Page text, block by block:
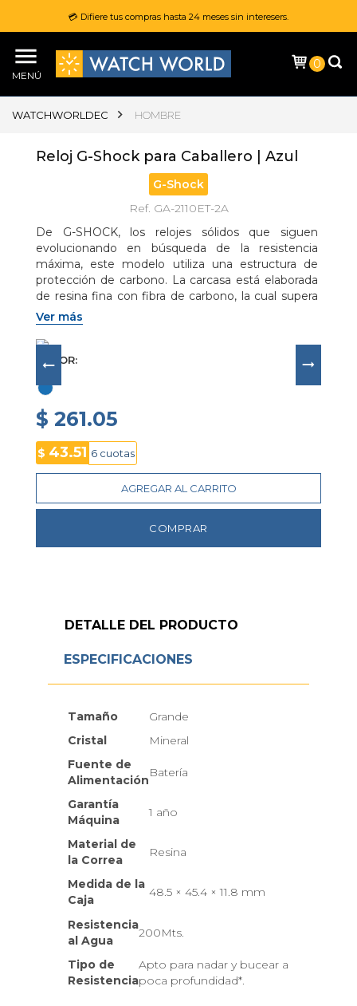
💳 Difiere tus compras hasta 24 meses sin interesers.
MENÚ
0
WATCHWORLDEC HOMBRE
Reloj G-Shock para Caballero | Azul
G-Shock
Ref. GA-2110ET-2A
De G-SHOCK, los relojes sólidos que siguen
evolucionando en búsqueda de la resistencia
máxima, este modelo utiliza una estructura de
protección de carbono. La carcasa está elaborada
de resina fina con fibra de carbono, la cual supera
la resistencia de la resina normal, a pesar de ser
ligera. Evita los daños y la deformación por los
impactos para proteger el módulo interno.
Ver más
COLOR
$ 261.05
$ 43.51 6 cuotas
AGREGAR AL CARRITO
COMPRAR
DETALLE DEL PRODUCTO
ESPECIFICACIONES
Tamaño
Grande
Cristal
Mineral
Fuente de
Alimentación
Batería
Garantía
Máquina
1 año
Material de
la Correa
Resina
Medida de la
Caja
48.5 × 45.4 × 11.8 mm
Resistencia
al Agua
200Mts.
Tipo de
Resistencia
Apto para nadar y bucear a
poca profundidad*.